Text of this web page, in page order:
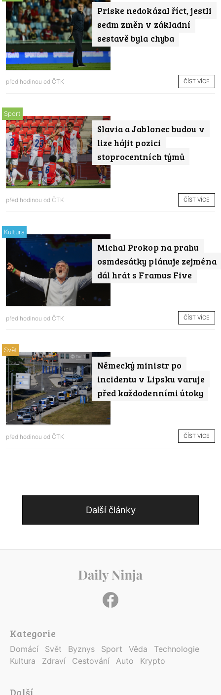
Priske nedokázal říct, jestli
sedm změn v základní
sestavě byla chyba
před hodinou od ČTK ČÍST VÍCE
Slavia a Jablonec budou v
lize hájit pozici
stoprocentních týmů
Sport
před hodinou od ČTK ČÍST VÍCE
Michal Prokop na prahu
osmdesátky plánuje zejména
dál hrát s Framus Five
Kultura
před hodinou od ČTK ČÍST VÍCE
Německý ministr po
incidentu v Lipsku varuje
před každodenními útoky
Svět
před hodinou od ČTK ČÍST VÍCE
Další články
Kategorie
Domácí Svět Byznys Sport Věda
Technologie
Kultura
Zdraví Cestování Auto Krypto
Další